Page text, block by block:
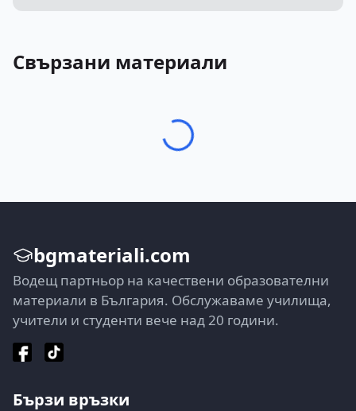
Свързани материали
bgmateriali.com
Водещ партньор на качествени образователни
материали в България. Обслужаваме училища,
учители и студенти вече над 20 години.
Бързи връзки